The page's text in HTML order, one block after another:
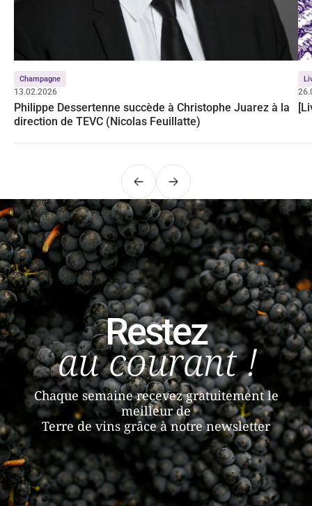
Champagne
13.02.2026
Philippe Dessertenne succède à Christophe Juarez à la
direction de TEVC (Nicolas Feuillatte)
PrécédentSuivant
Restez
au courant !
Chaque semaine recevez gratuitement le
meilleur de
Terre de vins grâce à notre newsletter